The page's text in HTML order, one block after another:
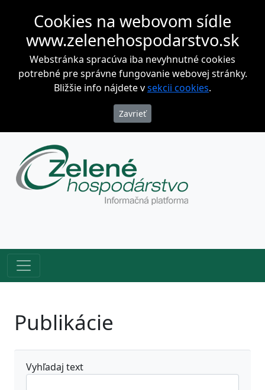
Cookies na webovom sídle
www.zelenehospodarstvo.sk
Webstránka spracúva iba nevyhnutné cookies
potrebné pre správne fungovanie webovej stránky.
Bližšie info nájdete vsekcii cookies.
Publikácie
Vyhľadaj text